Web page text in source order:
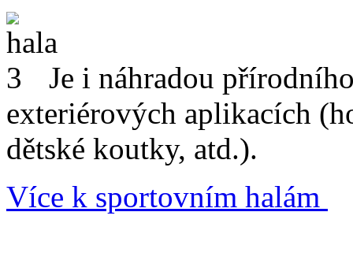
Je i náhradou
exteriérových aplikacích
dětské koutky, atd.).
Více k sportovním halám